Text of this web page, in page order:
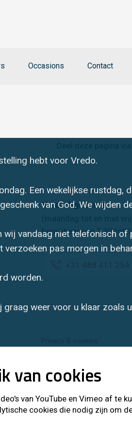
hebt voor Vredo.
Een wekelijkse rustdag,
van God. We wijden
wij vandaag niet telefonisch
verzoeken pas morgen in
worden.
graag weer voor u klaar zoals
Occasions Contact
Deel deze pagina via:
Vredo Algemeen
(maandag tot en met
bereikbaar van 7.30 tot
van cookies
van YouTube en Vimeo af te
cookies die nodig zijn